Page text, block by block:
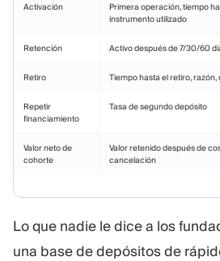
Activación
Primera operación, tiempo
instrumento utilizado
Retención Activo después de 7/30/60
Retiro Tiempo hasta el retiro, razón,
Repetir
financiamiento
Tasa de segundo depósito
Valor neto de
cohorte
Valor retenido después de
cancelación
Lo que nadie le dice a los
una base de depósitos de